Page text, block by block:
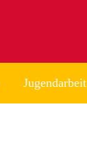
Jugendarbeit